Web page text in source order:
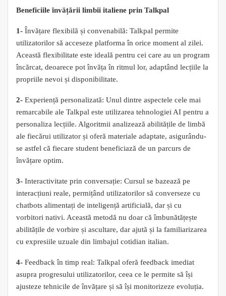
Beneficiile învățării limbii italiene prin Talkpal
1- Învățare flexibilă și convenabilă: Talkpal permite
utilizatorilor să acceseze platforma în orice moment al zilei.
Această flexibilitate este ideală pentru cei care au un program
încărcat, deoarece pot învăța în ritmul lor, adaptând lecțiile la
propriile nevoi și disponibilitate.
2- Experiență personalizată: Unul dintre aspectele cele mai
remarcabile ale Talkpal este utilizarea tehnologiei AI pentru a
personaliza lecțiile. Algoritmii analizează abilitățile de limbă
ale fiecărui utilizator și oferă materiale adaptate, asigurându-
se astfel că fiecare student beneficiază de un parcurs de
învățare optim.
3- Interactivitate prin conversație: Cursul se bazează pe
interacțiuni reale, permițând utilizatorilor să converseze cu
chatbots alimentați de inteligență artificială, dar și cu
vorbitori nativi. Această metodă nu doar că îmbunătățește
abilitățile de vorbire și ascultare, dar ajută și la familiarizarea
cu expresiile uzuale din limbajul cotidian italian.
4- Feedback în timp real: Talkpal oferă feedback imediat
asupra progresului utilizatorilor, ceea ce le permite să își
ajusteze tehnicile de învățare și să își monitorizeze evoluția.